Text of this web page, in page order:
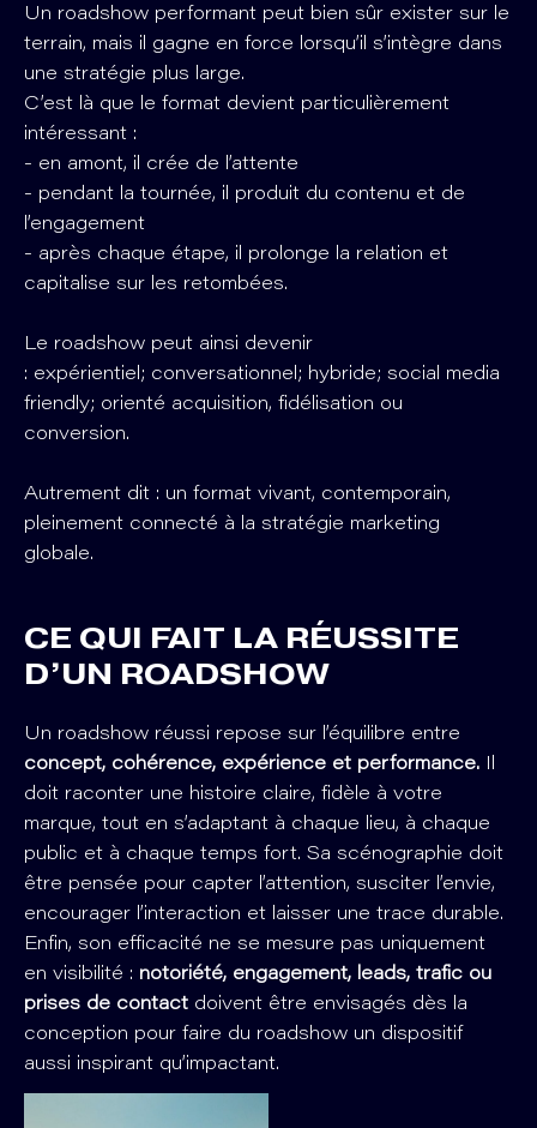
Un roadshow performant peut bien sûr exister sur le
terrain, mais il gagne en force lorsqu’il s’intègre dans
une stratégie plus large.
C’est là que le format devient particulièrement
intéressant :
- en amont, il crée de l’attente
- pendant la tournée, il produit du contenu et de
l’engagement
- après chaque étape, il prolonge la relation et
capitalise sur les retombées.
Le roadshow peut ainsi devenir
: expérientiel; conversationnel; hybride; social media
friendly; orienté acquisition, fidélisation ou
conversion.
Autrement dit : un format vivant, contemporain,
pleinement connecté à la stratégie marketing
globale.
CE QUI FAIT LA RÉUSSITE
D’UN ROADSHOW
Un roadshow réussi repose sur l’équilibre entre
concept, cohérence, expérience et performance.
doit raconter une histoire claire, fidèle à votre
marque, tout en s’adaptant à chaque lieu, à chaque
public et à chaque temps fort. Sa scénographie doit
être pensée pour capter l’attention, susciter l’envie,
encourager l’interaction et laisser une trace durable.
Enfin, son efficacité ne se mesure pas uniquement
en visibilité : notoriété, engagement, leads, trafic ou
prises de contact doivent être envisagés dès la
conception pour faire du roadshow un dispositif
aussi inspirant qu’impactant.